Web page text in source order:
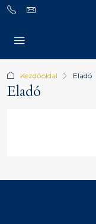
Kezdőoldal Eladó
Eladó